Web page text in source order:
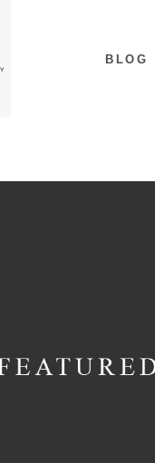
BLOG